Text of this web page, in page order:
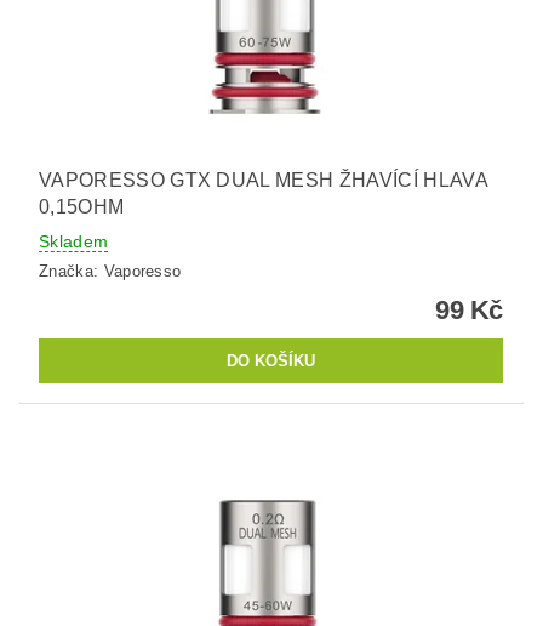
VAPORESSO GTX DUAL MESH ŽHAVÍCÍ HLAVA
0,15OHM
Skladem
Značka: Vaporesso
99 Kč